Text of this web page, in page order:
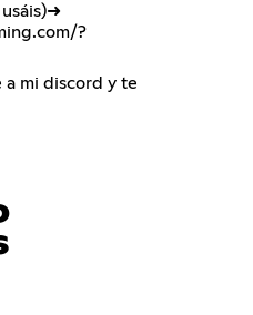
usáis)➜
?
a mi discord y te